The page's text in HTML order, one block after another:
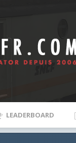
LEADERBOARD